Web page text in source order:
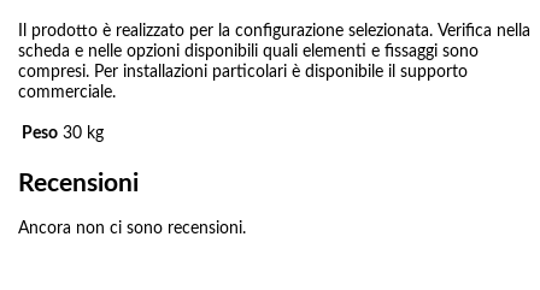
Il prodotto è realizzato per la configurazione selezionata. Verifica nella
scheda e nelle opzioni disponibili quali elementi e fissaggi sono
compresi. Per installazioni particolari è disponibile il supporto
commerciale.
Peso 30 kg
Recensioni
Ancora non ci sono recensioni.